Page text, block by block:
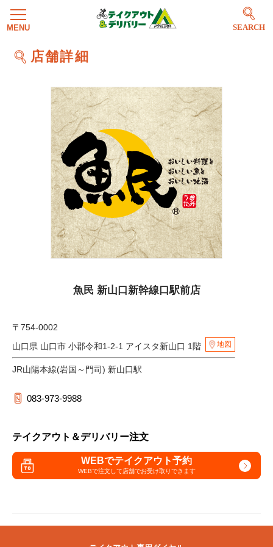
SEARCH
店舗詳細
魚民 新山口新幹線口駅前店
〒754-0002
山口県 山口市 小郡令和1-2-1 アイスタ新山口 1階
地図
JR山陽本線(岩国～門司) 新山口駅
083-973-9988
テイクアウト＆デリバリー注文
WEBでテイクアウト予約
WEBで注文して店舗でお受け取りできます